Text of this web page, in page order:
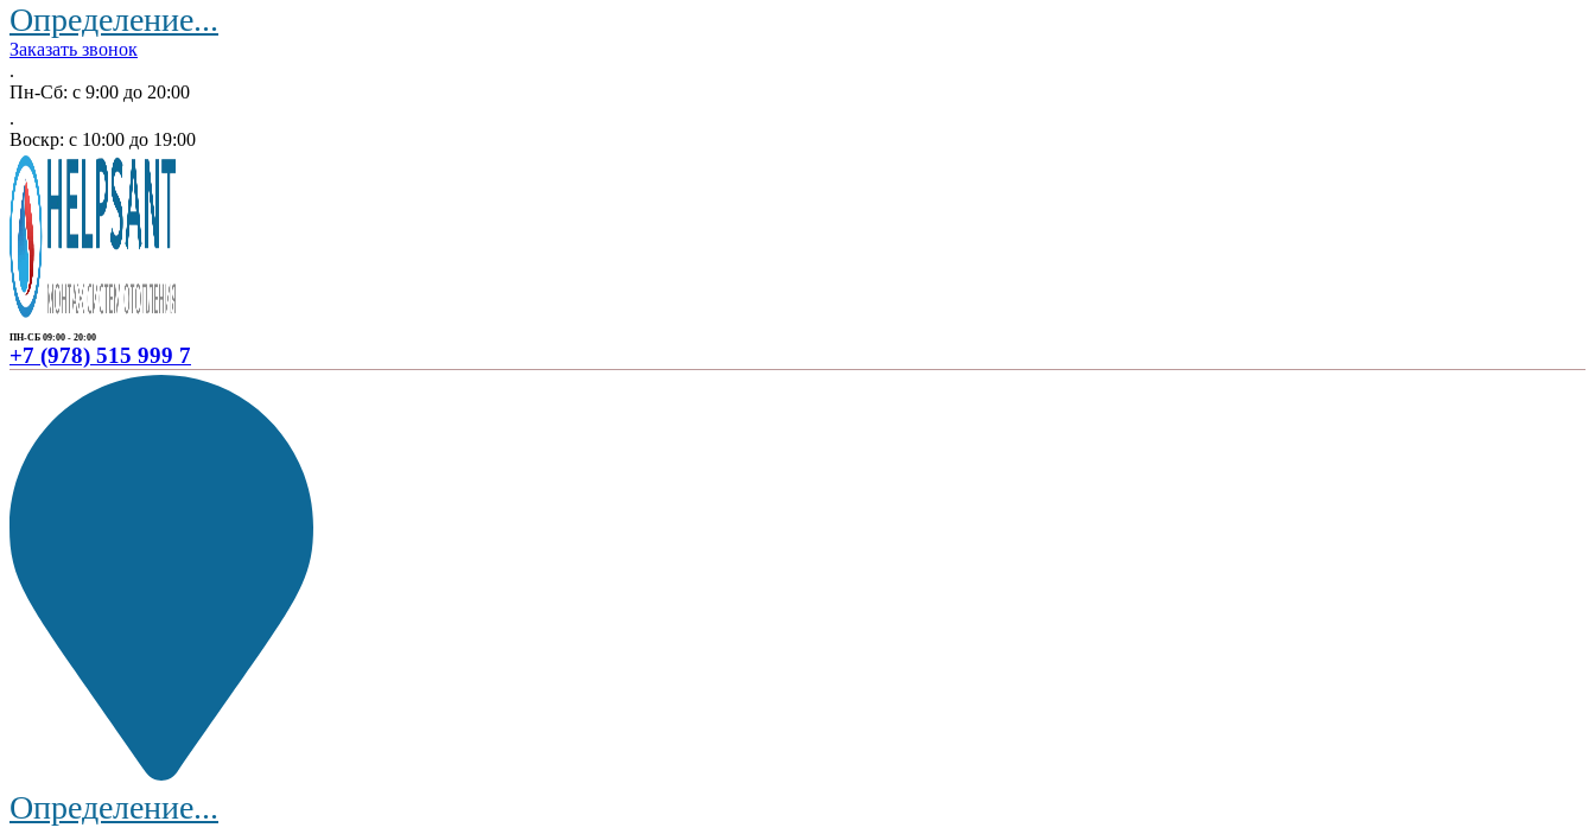
Определение...
Заказать звонок
.
Пн-Сб: с 9:00 до 20:00
.
Воскр: с 10:00 до 19:00
ПН-СБ 09:00 - 20:00
+7 (978) 515 999 7
Определение...